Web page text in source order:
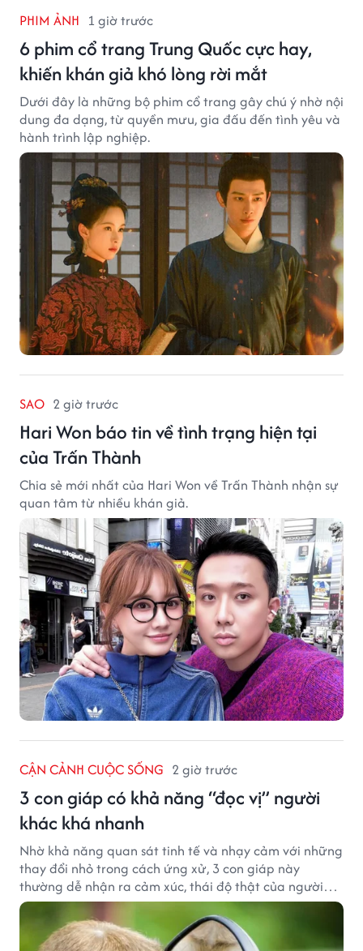
PHIM ẢNH 1 giờ trước
6 phim cổ trang Trung Quốc cực hay,
khiến khán giả khó lòng rời mắt
Dưới đây là những bộ phim cổ trang gây chú ý nhờ nội
dung đa dạng, từ quyền mưu, gia đấu đến tình yêu và
hành trình lập nghiệp.
SAO 2 giờ trước
Hari Won báo tin về tình trạng hiện tại
của Trấn Thành
Chia sẻ mới nhất của Hari Won về Trấn Thành nhận sự
quan tâm từ nhiều khán giả.
CẬN CẢNH CUỘC SỐNG 2 giờ trước
3 con giáp có khả năng “đọc vị” người
khác khá nhanh
Nhờ khả năng quan sát tinh tế và nhạy cảm với những
thay đổi nhỏ trong cách ứng xử, 3 con giáp này
thường dễ nhận ra cảm xúc, thái độ thật của người
đối diện.